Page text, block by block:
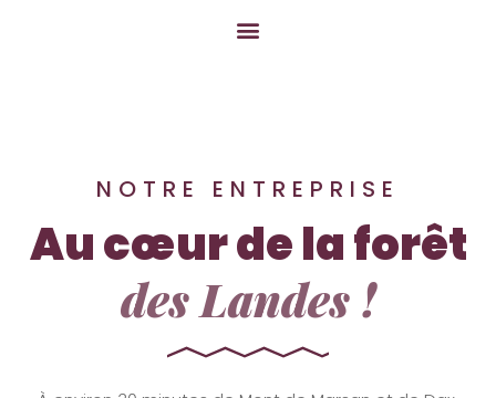
NOTRE ENTREPRISE
Au cœur de la forêt
des Landes !